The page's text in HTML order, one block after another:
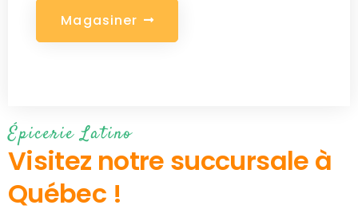
Magasiner
Épicerie Latino
Visitez notre succursale à
Québec !